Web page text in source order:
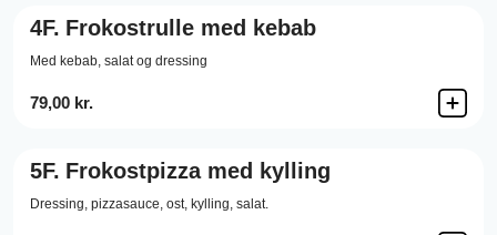
4F. Frokostrulle med kebab
Med kebab, salat og dressing
79,00 kr.
5F. Frokostpizza med kylling
Dressing, pizzasauce, ost, kylling, salat.